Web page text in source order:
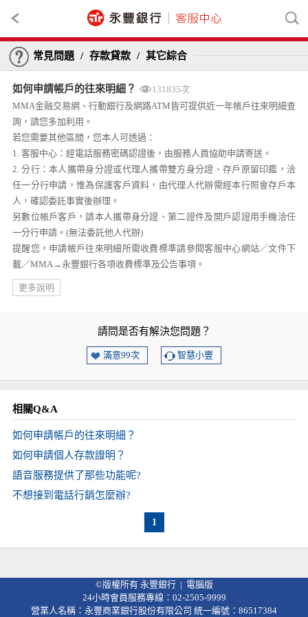
常見問題 / 存款貸款 / 其它綜合
如何申請帳戶的往來明細？
131835次
MMA金融交易網、行動銀行及網路ATM皆可提供近一年帳戶往來明細查
詢，請您多加利用。
若您需要其他區間，您本人可透過：
1. 客服中心：經電話服務密碼認證後，由服務人員協助申請寄送。
2. 分行：本人攜帶身分證或代理人攜帶雙方身分證、存戶原留印鑑，洽
任一分行申請，惟為保護客戶資料，由代理人代辦需經本行照會存戶本
人，確認委託事實後辦理。
另數位帳戶客戶，請本人攜帶身分證、第二證件及開戶認證用手機洽任
一分行申請。(無法委託他人代辦)
提醒您，申請帳戶往來明細所需收費標準請參閱客服中心網站／文件下
載／MMA→永豐銀行各項收費標準及公告事項。
更多說明
請問是否有解決您問題？
滿意99次 智慧小豐
相關Q&A
如何申請帳戶的往來明細？
如何申請個人存款證明？
語音服務提供了那些功能呢?
不想接到電話行銷怎麼辦?
1
©版權所有 永豐銀行 | 電腦版
24小時會員服務專線：02-2505-9999
營業人名稱：永豐商業銀行股份有限公司 統一編號：86517384